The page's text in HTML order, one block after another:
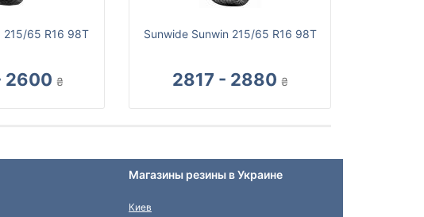
215/65 R16 98T
2600 ₴
Sunwide Sunwin 215/65 R16 98T
2817 - 2880 ₴
Магазины резины в Украине
Киев